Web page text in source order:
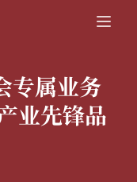
专属业务
业先锋品